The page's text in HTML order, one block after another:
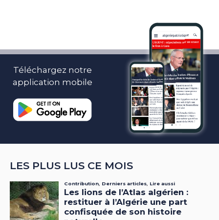
Téléchargez notre
application mobile
LES PLUS LUS CE MOIS